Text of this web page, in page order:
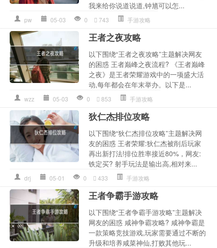
我来给你说道说道,钟馗可以怎...
pw 05-03 0 743 手游攻略
王者之夜攻略
以下围绕“王者之夜攻略”主题解决网友
的困惑 王者巅峰之夜流程? 《王者巅峰
之夜》是王者荣耀游戏中的一项盛大活
动,每年都会在年末举办。以下是...
wzz 05-03 0 853 手游攻略
狄仁杰排位攻略
以下围绕“狄仁杰排位攻略”主题解决网
友的困惑 王者荣耀:狄仁杰被削后玩家
再出新打法!排位胜率接近80%，网友:
铁定买? 射手玩法是输出高,相对来...
drj 05-01 0 433 手游攻略
王者争霸手游攻略
以下围绕“王者争霸手游攻略”主题解决
网友的困惑 咸神争霸攻略? 咸神争霸是
一款策略竞技游戏,玩家需要通过不断的
升级和培养咸菜神仙,打败其他玩...